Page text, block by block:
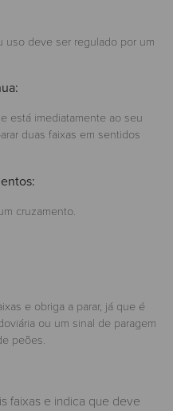
uso deve ser regulado por um
está imediatamente ao seu
duas faixas em sentidos
cruzamento.
e obriga a parar, já que é
ou um sinal de paragem
peões.
faixas e indica que deve